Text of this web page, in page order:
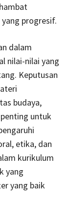
progresif.
dalam
nilai-nilai yang
Keputusan
budaya,
untuk
etika, dan
kurikulum
yang
yang baik